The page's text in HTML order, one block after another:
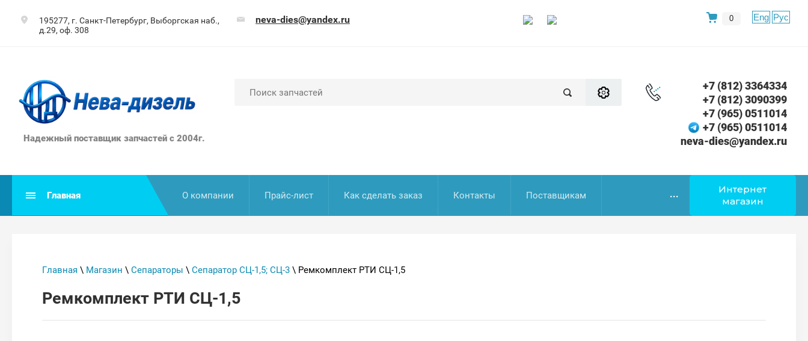
195277, г. Санкт-Петербург, Выборгская наб.,
д.29, оф. 308
neva-dies@yandex.ru 0 Eng Рус
Надежный поставщик запчастей с 2004г.
+7 (812) 3364334
+7 (812) 3090399
+7 (965) 0511014
+7 (965) 0511014
neva-dies@yandex.ru
Главная О компании Прайс-лист Как сделать заказ Контакты Поставщикам ...
Интернет
магазин
Главная \ Магазин \ Сепараторы \ Сепаратор СЦ-1,5; СЦ-3 \ Ремкомплект РТИ СЦ-1,5
Ремкомплект РТИ СЦ-1,5